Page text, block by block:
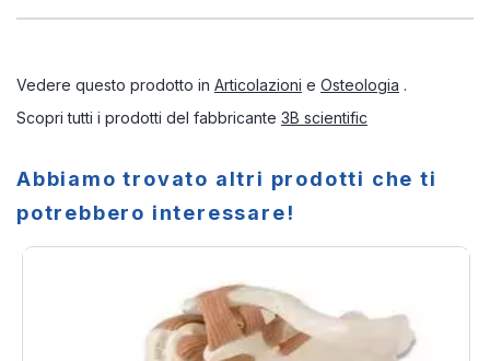
Vedere questo prodotto in Articolazioni e Osteologia .
Scopri tutti i prodotti del fabbricante 3B scientific
Abbiamo trovato altri prodotti che ti
potrebbero interessare!